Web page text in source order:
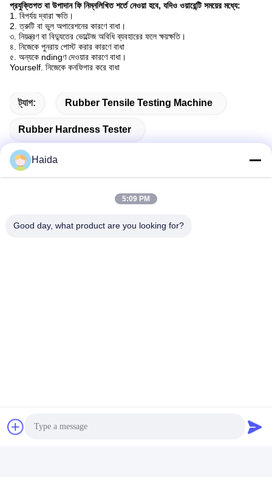
প্রযুক্তিগত বা উপাদান ফি নিম্নলিখিত শর্তে নেওয়া হবে, যদিও ওয়ারেন্টি সময়ের মধ্যে:
1. বিপর্যয় দ্বারা ক্ষতি।
2. ত্রুটি বা ভুল অপারেশনের কারণে বাধা।
৩. নিয়ন্ত্রণ বা বিদ্যুতের ভোল্টেজ অবিধি ব্যবহারের ফলে ক্ষয়ক্ষতি।
৪. নিজেকে পুনরায় পোস্ট করার কারণে বাধা
৫. অন্যকে ndingণ দেওয়ার কারণে বাধা।
Yourself. নিজেকে কনফিগার করে বাধা
ট্যাগ: Rubber Tensile Testing Machine
Rubber Hardness Tester
Rubber Testing Equipments
দ্রুত যোগাযোগ
Haida
5:09 PM
Good day, what product are you looking for?